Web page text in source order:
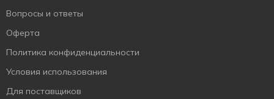
Вопросы и ответы
Оферта
Политика конфиденциальности
Условия использования
Для поставщиков